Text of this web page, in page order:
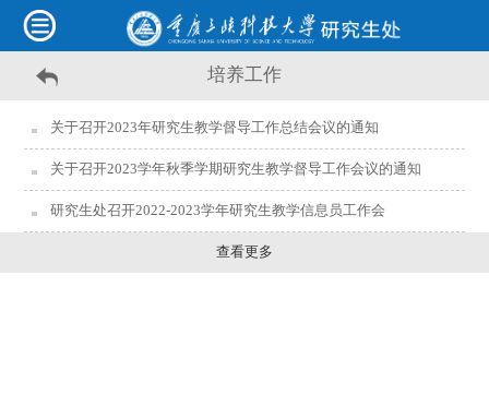
培养工作
关于召开2023年研究生教学督导工作总结会议的通知
关于召开2023学年秋季学期研究生教学督导工作会议的通知
研究生处召开2022-2023学年研究生教学信息员工作会
查看更多